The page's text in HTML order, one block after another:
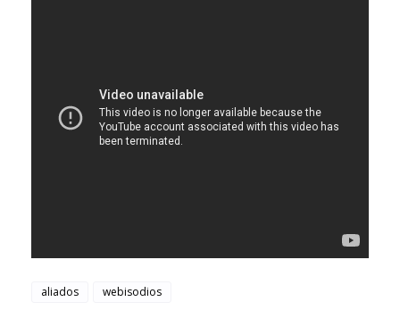
aliados webisodios